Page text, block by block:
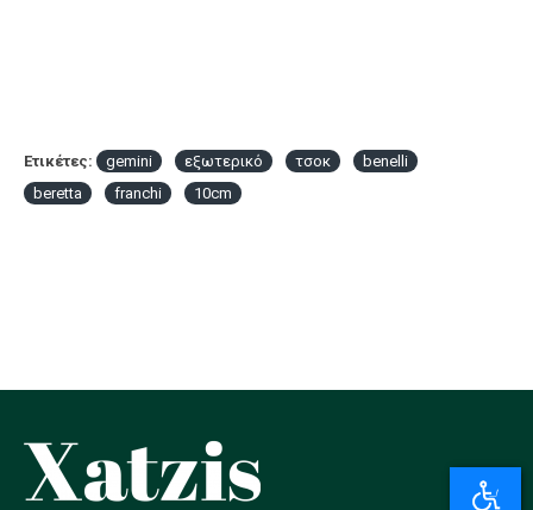
Ετικέτες: gemini εξωτερικό τσοκ
benelli
beretta
franchi 10cm